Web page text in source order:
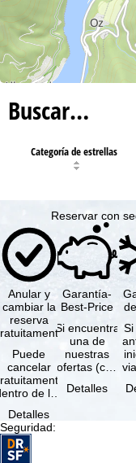
Buscar…
Categoría de estrellas
Reservar con
Anular y
cambiar la
reserva
Puede
cancelar
de los
a
reserva, …
Detalles
Garantía-
Best-Price
Si encuentra
una de
nuestras
ofertas (con
prestaciones
Detalles
Seguridad: